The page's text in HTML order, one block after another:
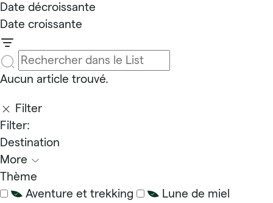
Date décroissante
Date croissante
Aucun article trouvé.
Filter
Filter:
Destination
More
Thème
Aventure et trekking
Lune de miel